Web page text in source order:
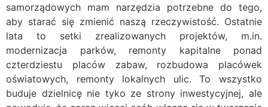
samorządowych mam narzędzia potrzebne do tego,
aby starać się zmienić naszą rzeczywistość. Ostatnie
lata to setki zrealizowanych projektów, m.in.
modernizacja parków, remonty kapitalne ponad
czterdziestu placów zabaw, rozbudowa placówek
oświatowych, remonty lokalnych ulic. To wszystko
buduje dzielnicę nie tyko ze strony inwestycyjnej, ale